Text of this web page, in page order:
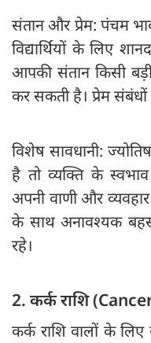
संतान और प्रेम: पंचम
विद्यार्थियों के लिए
आपकी संतान किसी बड़ी
कर सकती है। प्रेम
विशेष सावधानी:
है तो व्यक्ति के
अपनी वाणी और
के साथ अनावश्यक
रहे।
2. कर्क राशि
कर्क राशि वालों के